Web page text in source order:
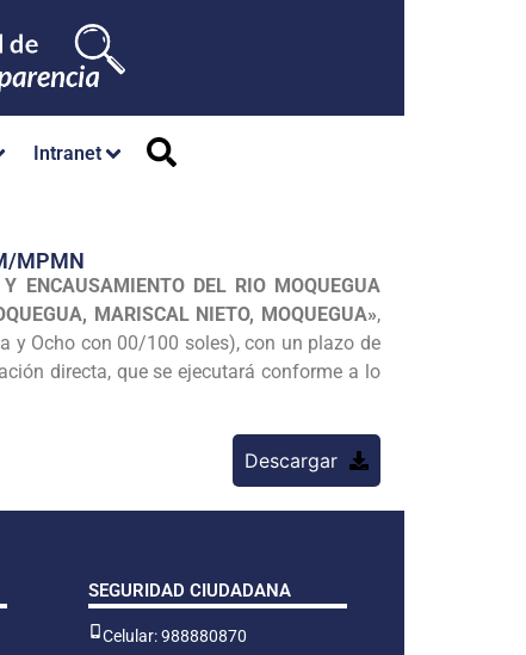
Intranet
MPMN
ENCAUSAMIENTO DEL RIO MOQUEGUA
MARISCAL NIETO, MOQUEGUA»,
y Ocho con 00/100 soles), con un plazo de
directa, que se ejecutará conforme a lo
Descargar
SEGURIDAD CIUDADANA
Celular: 988880870